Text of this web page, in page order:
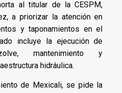
al titular de la CESPM,
a priorizar la atención en
y taponamientos en el
incluye la ejecución de
mantenimiento y
hidráulica.
de Mexicali, se pide la